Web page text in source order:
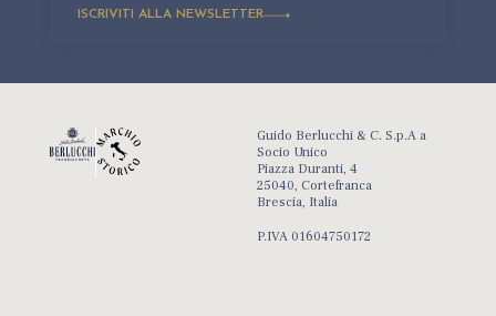
ISCRIVITI ALLA NEWSLETTER
Guido Berlucchi & C. S.p.A a
Socio Unico
Piazza Duranti, 4
25040, Cortefranca
Brescia, Italia
P.IVA 01604750172